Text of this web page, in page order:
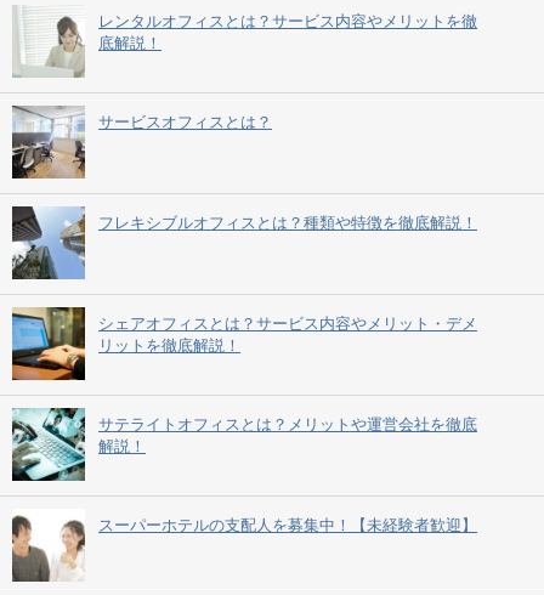
レンタルオフィスとは？サービス内容やメリットを徹
底解説！
サービスオフィスとは？
フレキシブルオフィスとは？種類や特徴を徹底解説！
シェアオフィスとは？サービス内容やメリット・デメ
リットを徹底解説！
サテライトオフィスとは？メリットや運営会社を徹底
解説！
スーパーホテルの支配人を募集中！【未経験者歓迎】